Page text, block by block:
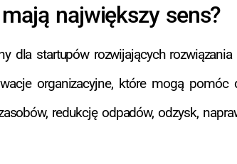
największy sens?
dla startupów rozwijających
organizacyjne, które mogą
redukcję odpadów, odzysk,